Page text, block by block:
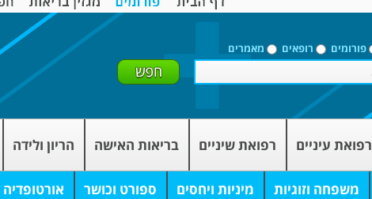
פורומים רופאים מאמרים
רפואת עיניים רפואת שיניים בריאות האישה הריון ולידה
משפחה וזוגיות מיניות ויחסים ספורט וכושר אורטופדיה